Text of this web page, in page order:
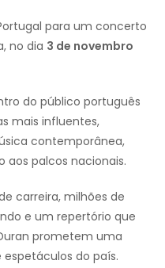
para um concerto
no dia 3 de novembro
do público português
mais influentes,
contemporânea,
aos palcos nacionais.
carreira, milhões de
e um repertório que
prometem uma
do país.